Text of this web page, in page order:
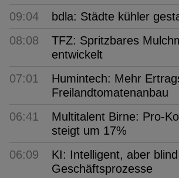
09:04
bdla: Städte kühler
08:08
TFZ: Spritzbares
entwickelt
07:01
Humintech: Mehr
Freilandtomatenanbau
06:41
Multitalent Birne: Pro-
steigt um 17%
06:09
KI: Intelligent, aber
Geschäftsprozesse